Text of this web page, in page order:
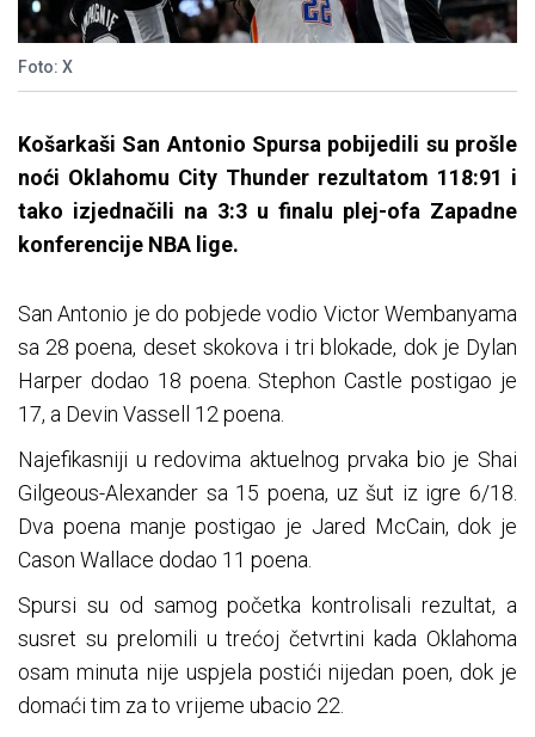
Foto: X
Košarkaši San Antonio Spursa pobijedili su prošle
noći Oklahomu City Thunder rezultatom 118:91 i
tako izjednačili na 3:3 u finalu plej-ofa Zapadne
konferencije NBA lige.
San Antonio je do pobjede vodio Victor Wembanyama
sa 28 poena, deset skokova i tri blokade, dok je Dylan
Harper dodao 18 poena. Stephon Castle postigao je
17, a Devin Vassell 12 poena.
Najefikasniji u redovima aktuelnog prvaka bio je Shai
Gilgeous-Alexander sa 15 poena, uz šut iz igre 6/18.
Dva poena manje postigao je Jared McCain, dok je
Cason Wallace dodao 11 poena.
Spursi su od samog početka kontrolisali rezultat, a
susret su prelomili u trećoj četvrtini kada Oklahoma
osam minuta nije uspjela postići nijedan poen, dok je
domaći tim za to vrijeme ubacio 22.